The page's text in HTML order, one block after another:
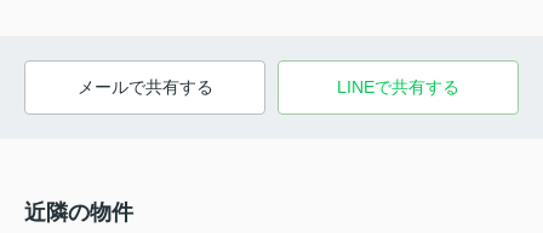
メールで共有する LINEで共有する
近隣の物件